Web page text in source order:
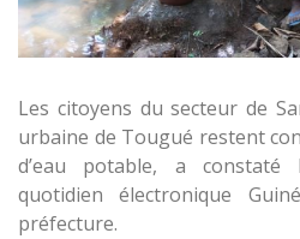
Les citoyens du secteur de
urbaine de Tougué restent
d’eau potable, a
quotidien électronique
préfecture.